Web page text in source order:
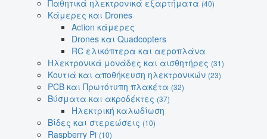
Παθητικά ηλεκτρονικά εξαρτήματα (40)
Κάμερες και Drones
Action κάμερες
Drones και Quadcopters
RC ελικόπτερα και αεροπλάνα
Ηλεκτρονικά μονάδες και αισθητήρες (31)
Κουτιά και αποθήκευση ηλεκτρονικών (23)
PCB και Πρωτότυπη πλακέτα (32)
Βύσματα και ακροδέκτες (37)
Ηλεκτρική καλωδίωση
Βίδες και στερεώσεις (10)
Raspberry Pi (10)